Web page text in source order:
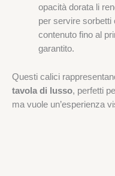
opacità dorata li
per servire sorbetti
contenuto fino al
garantito.
Questi calici
tavola di lusso, perfetti
ma vuole un’esperienza